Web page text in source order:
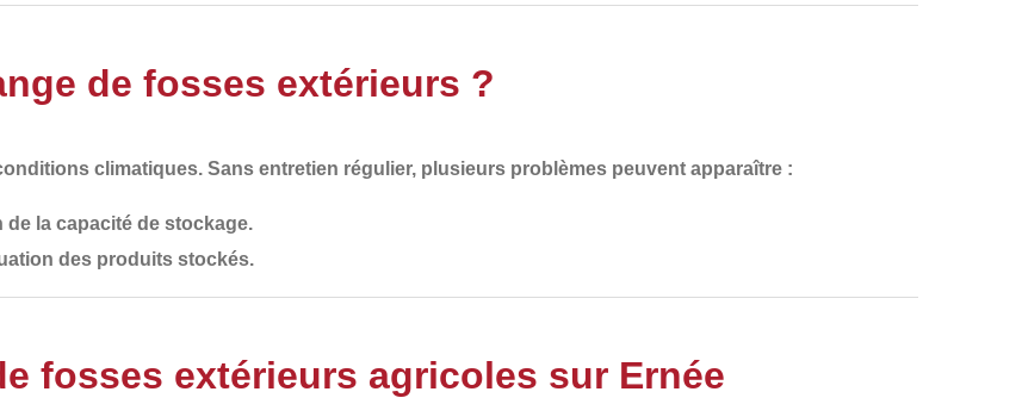
de fosses extérieurs ?
climatiques. Sans entretien régulier, plusieurs problèmes peuvent apparaître :
la capacité de stockage.
des produits stockés.
fosses extérieurs agricoles sur Ernée